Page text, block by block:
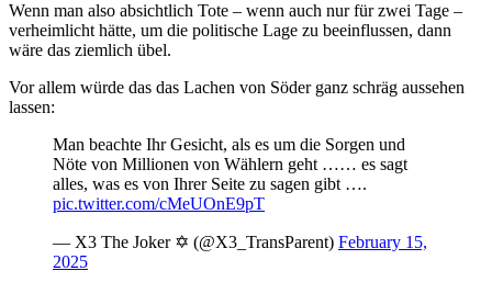
Wenn man also absichtlich Tote – wenn auch nur für zwei Tage –
verheimlicht hätte, um die politische Lage zu beeinflussen, dann
wäre das ziemlich übel.
Vor allem würde das das Lachen von Söder ganz schräg aussehen
lassen:
Man beachte Ihr Gesicht, als es um die Sorgen und
Nöte von Millionen von Wählern geht …… es sagt
alles, was es von Ihrer Seite zu sagen gibt ….
pic.twitter.com/cMeUOnE9pT
— X3 The Joker ✡️ (@X3_TransParent) February 15,
2025